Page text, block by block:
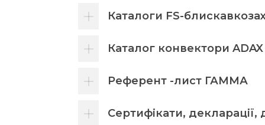
Каталоги FS-
Каталог конвектори ADAX
Референт -лист ГАММА
Сертифікати, декларації,